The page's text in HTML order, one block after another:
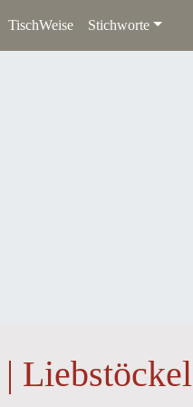
TischWeise Stichworte
Liebstöckel